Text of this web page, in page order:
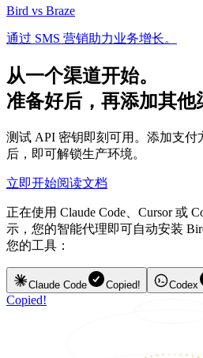
Bird vs Braze
通过 SMS 营销助力业务增长。
从一个渠道开始。
准备好后，再添加其他
测试 API 密钥即刻可用。添加支付
后，即可解锁生产环境。
立即开始阅读文档
正在使用 Claude Code、Cursor 或
示，您的智能代理即可自动安装
您的工具：
Claude Code Copied! Codex
Copied!